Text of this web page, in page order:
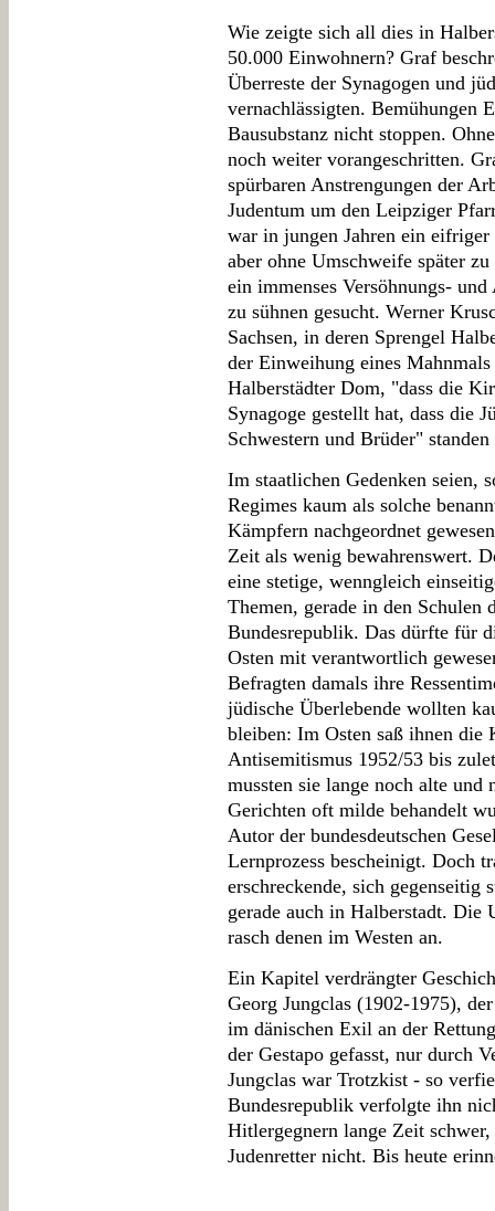
Wie zeigte sich all dies in
50.000 Einwohnern? Graf
Überreste der Synagogen und
vernachlässigten. Bemühungen
Bausubstanz nicht stoppen.
noch weiter vorangeschritten.
spürbaren Anstrengungen der
Judentum um den Leipziger
war in jungen Jahren ein
aber ohne Umschweife später
ein immenses Versöhnungs-
zu sühnen gesucht. Werner
Sachsen, in deren Sprengel
der Einweihung eines
Halberstädter Dom, "dass die
Synagoge gestellt hat, dass die
Schwestern und Brüder"
Im staatlichen Gedenken seien,
Regimes kaum als solche
Kämpfern nachgeordnet
Zeit als wenig bewahrenswert.
eine stetige, wenngleich
Themen, gerade in den
Bundesrepublik. Das dürfte für
Osten mit verantwortlich
Befragten damals ihre
jüdische Überlebende wollten
bleiben: Im Osten saß ihnen die
Antisemitismus 1952/53 bis
mussten sie lange noch alte
Gerichten oft milde behandelt
Autor der bundesdeutschen
Lernprozess bescheinigt. Doch
erschreckende, sich gegenseitig
gerade auch in Halberstadt. Die
rasch denen im Westen an.
Ein Kapitel verdrängter
Georg Jungclas (1902-1975),
im dänischen Exil an der
der Gestapo gefasst, nur durch
Jungclas war Trotzkist - so
Bundesrepublik verfolgte ihn
Hitlergegnern lange Zeit
Judenretter nicht. Bis heute